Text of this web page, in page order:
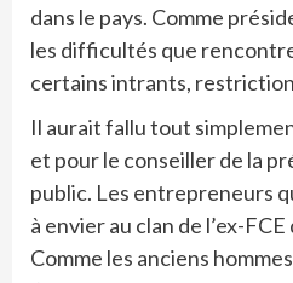
dans le pays. Comme
les difficultés que
certains intrants,
Il aurait fallu tout
et pour le conseiller de la
public. Les entrepreneurs
à envier au clan de l’ex-
Comme les anciens